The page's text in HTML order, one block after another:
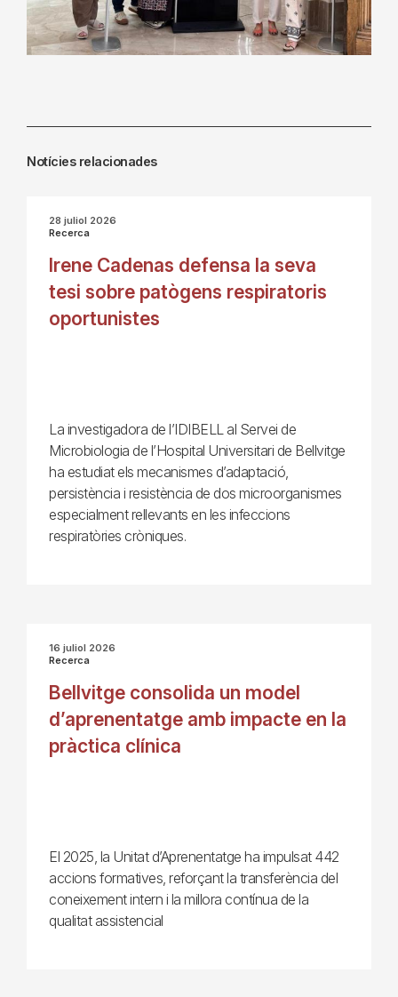
Notícies relacionades
28 juliol 2026
Recerca
Irene Cadenas defensa la seva
tesi sobre patògens respiratoris
oportunistes
La investigadora de l’IDIBELL al Servei de
Microbiologia de l’Hospital Universitari de Bellvitge
ha estudiat els mecanismes d’adaptació,
persistència i resistència de dos microorganismes
especialment rellevants en les infeccions
respiratòries cròniques.
16 juliol 2026
Recerca
Bellvitge consolida un model
d’aprenentatge amb impacte en la
pràctica clínica
El 2025, la Unitat d’Aprenentatge ha impulsat 442
accions formatives, reforçant la transferència del
coneixement intern i la millora contínua de la
qualitat assistencial